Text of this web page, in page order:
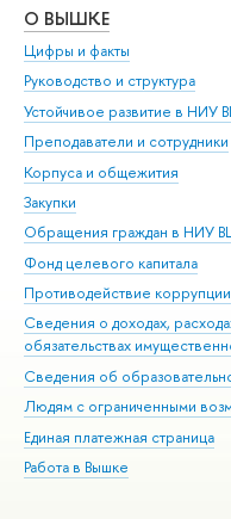
О ВЫШКЕ
Цифры и факты
Руководство и структура
Устойчивое развитие в НИУ
Преподаватели и сотрудники
Корпуса и общежития
Закупки
Обращения граждан в НИУ
Фонд целевого капитала
Противодействие коррупции
Сведения о доходах,
обязательствах
Сведения об
Людям с ограниченными
Единая платежная страница
Работа в Вышке